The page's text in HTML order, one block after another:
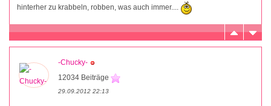
hinterher zu krabbeln, robben, was auch immer....
-Chucky-
12034 Beiträge
29.09.2012 22:13